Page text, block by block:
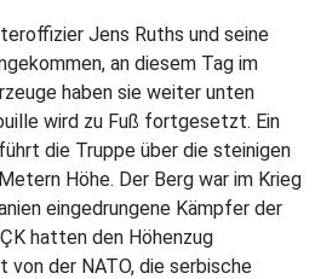
Jens Ruths und seine
an diesem Tag im
haben sie weiter unten
wird zu Fuß fortgesetzt. Ein
die Truppe über die steinigen
Höhe. Der Berg war im Krieg
eingedrungene Kämpfer der
hatten den Höhenzug
der NATO, die serbische